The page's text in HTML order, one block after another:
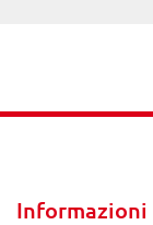
Informazioni